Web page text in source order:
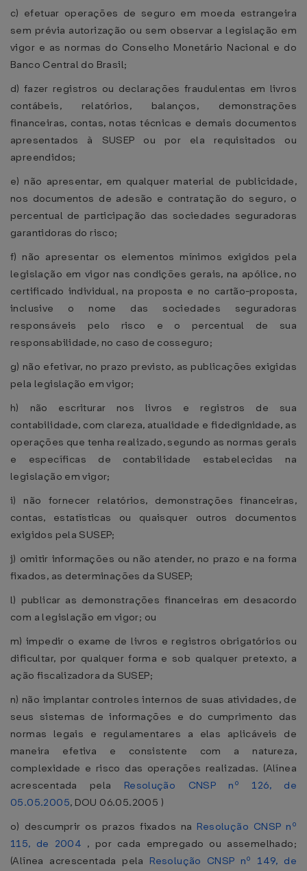
c) efetuar operações de seguro em moeda estrangeira
sem prévia autorização ou sem observar a legislação em
vigor e as normas do Conselho Monetário Nacional e do
Banco Central do Brasil;
d) fazer registros ou declarações fraudulentas em livros
contábeis, relatórios, balanços, demonstrações
financeiras, contas, notas técnicas e demais documentos
apresentados à SUSEP ou por ela requisitados ou
apreendidos;
e) não apresentar, em qualquer material de publicidade,
nos documentos de adesão e contratação do seguro, o
percentual de participação das sociedades seguradoras
garantidoras do risco;
f) não apresentar os elementos mínimos exigidos pela
legislação em vigor nas condições gerais, na apólice, no
certificado individual, na proposta e no cartão-proposta,
inclusive o nome das sociedades seguradoras
responsáveis pelo risco e o percentual de sua
responsabilidade, no caso de cosseguro;
g) não efetivar, no prazo previsto, as publicações exigidas
pela legislação em vigor;
h) não escriturar nos livros e registros de sua
contabilidade, com clareza, atualidade e fidedignidade, as
operações que tenha realizado, segundo as normas gerais
e específicas de contabilidade estabelecidas na
legislação em vigor;
i) não fornecer relatórios, demonstrações financeiras,
contas, estatísticas ou quaisquer outros documentos
exigidos pela SUSEP;
j) omitir informações ou não atender, no prazo e na forma
fixados, as determinações da SUSEP;
l) publicar as demonstrações financeiras em desacordo
com a legislação em vigor; ou
m) impedir o exame de livros e registros obrigatórios ou
dificultar, por qualquer forma e sob qualquer pretexto, a
ação fiscalizadora da SUSEP;
n) não implantar controles internos de suas atividades, de
seus sistemas de informações e do cumprimento das
normas legais e regulamentares a elas aplicáveis de
maneira efetiva e consistente com a natureza,
complexidade e risco das operações realizadas. (Alínea
acrescentada pela Resolução CNSP nº 126, de
05.05.2005, DOU 06.05.2005 )
o) descumprir os prazos fixados na Resolução CNSP nº
115, de 2004 , por cada empregado ou assemelhado;
(Alínea acrescentada pela Resolução CNSP nº 149, de